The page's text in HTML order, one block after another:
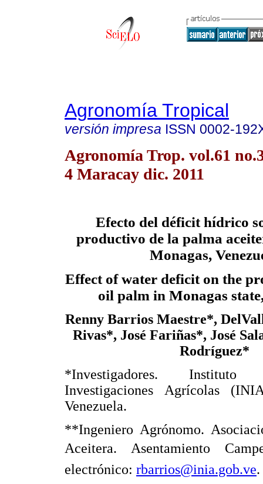
Agronomía Tropical
versión impresa ISSN 0002-
Agronomía Trop. vol.61
4 Maracay dic. 2011
Efecto del déficit hídrico
productivo de la palma
Monagas,
Effect of water deficit on the
oil palm in Monagas
Renny Barrios Maestre*,
Rivas*, José Fariñas*, José
Rodríguez*
*Investigadores.
Investigaciones Agrícolas
Venezuela.
**Ingeniero Agrónomo.
Aceitera. Asentamiento
electrónico: rbarrios@inia.gob.ve.